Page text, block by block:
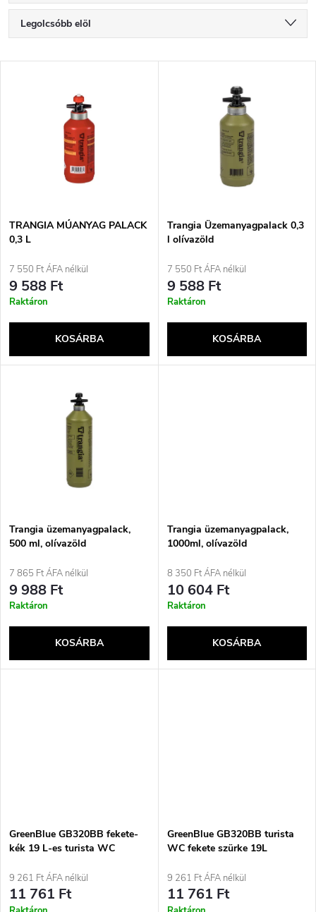
T
e
e
k
r
n
é
s
e
Legolcsóbb elöl
ABC szerint
é
k
e
k
l
j
a
TRANGIA MŰANYAG PALACK
0,3 L
7 550 Ft ÁFA nélkül
9 588 Ft
Raktáron
KOSÁRBA
Trangia Üzemanyagpalack 0,3
l olívazöld
7 550 Ft ÁFA nélkül
9 588 Ft
Raktáron
KOSÁRBA
Trangia üzemanyagpalack,
500 ml, olívazöld
7 865 Ft ÁFA nélkül
9 988 Ft
Raktáron
KOSÁRBA
Trangia üzemanyagpalack,
1000ml, olívazöld
8 350 Ft ÁFA nélkül
10 604 Ft
Raktáron
KOSÁRBA
GreenBlue GB320BB fekete-
kék 19 L-es turista WC
9 261 Ft ÁFA nélkül
11 761 Ft
GreenBlue GB320BB turista
WC fekete szürke 19L
9 261 Ft ÁFA nélkül
11 761 Ft